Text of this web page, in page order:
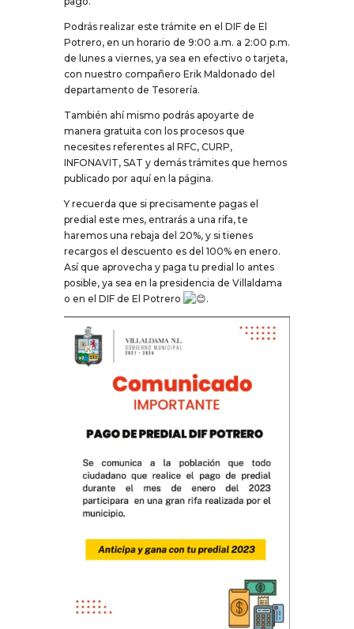
Podrás realizar este trámite en el DIF de El
Potrero, en un horario de 9:00 a.m. a 2:00 p.m.
de lunes a viernes, ya sea en efectivo o tarjeta,
con nuestro compañero Erik Maldonado del
departamento de Tesorería.
También ahí mismo podrás apoyarte de
manera gratuita con los procesos que
necesites referentes al RFC, CURP,
INFONAVIT, SAT y demás trámites que hemos
publicado por aquí en la página.
Y recuerda que si precisamente pagas el
predial este mes, entrarás a una rifa, te
haremos una rebaja del 20%, y si tienes
recargos el descuento es del 100% en enero.
Así que aprovecha y paga tu predial lo antes
posible, ya sea en la presidencia de Villaldama
o en el DIF de El Potrero
.